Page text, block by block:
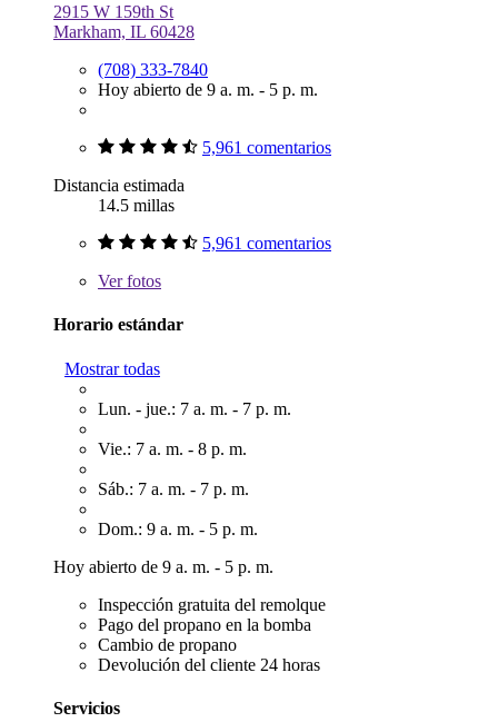
2915 W 159th St
Markham, IL 60428
(708) 333-7840
Hoy abierto de 9 a. m. - 5 p. m.
5,961 comentarios
Distancia estimada
14.5 millas
5,961 comentarios
Verfotos
Horario estándar
Mostrar todas
Lun. - jue.: 7 a. m. - 7 p. m.
Vie.: 7 a. m. - 8 p. m.
Sáb.: 7 a. m. - 7 p. m.
Dom.: 9 a. m. - 5 p. m.
Hoy abierto de 9 a. m. - 5 p. m.
Inspección gratuita del remolque
Pago del propano en la bomba
Cambio de propano
Devolución del cliente 24 horas
Servicios